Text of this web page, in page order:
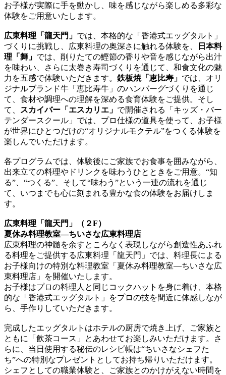
お子様が実際に手を動かし、味を感じながら楽しめる多彩な
体験をご用意いたします。
広東料理「龍天門」 では、本格的な「香港式エッグタルト」
づくりに挑戦し、広東料理の奥深さに触れる体験を、
日本料
理「舞」 では、削りたての鰹節の香りや音を感じながら出汁
を味わい、さらに太巻き寿司づくりを通じて、和食文化の魅
力を五感で体験いただきます。 鉄板焼「恵比寿」 では、オリ
ジナルブランド牛「恵比寿牛」のハンバーグづくりを通じ
て、食材や調理への理解を深める食育体験をご提供。そし
て、
スカイバー「エスカリエ」 で開催される「キッズ・バー
テンダースクール」では、プロ仕様の道具を使って、お子様
が世界にひとつだけの“オリジナルモクテル”をつくる体験を
楽しんでいただけます。
各プログラムでは、体験後にご家族でお食事を囲みながら、
出来立ての料理やドリンクを味わうひとときをご用意。“知
る”、“つくる”、そして“味わう”という一連の流れを通じ
て、いつまでも心に刻まれる豊かな食の体験をお届けしま
す。
広東料理「龍天門」（２F）
夏休み料理教室―ちいさな広東料理店
広東料理の神髄を余すところなく表現しながら創造性あふれ
る料理をご提供する広東料理「龍天門」では、料理長による
お子様向けの特別な料理教室「夏休み料理教室―ちいさな広
東料理店」を開催いたします。
お子様はプロの料理人と同じコックハットを身に着け、本格
的な「香港式エッグタルト」をプロの技を間近に体感しなが
ら、手作りしていただきます。
完成したエッグタルトはホテルの厨房で焼き上げ、ご家族と
ともに「飲茶コース」とあわせてお楽しみいただけます。さ
らに、当日使用する秘伝のレシピ帳は“ちいさなシェフた
ち”への特別なプレゼントとしてお持ち帰りいただけます。
シェフとしての職業体験と、ご家族とのかけがえない時間を